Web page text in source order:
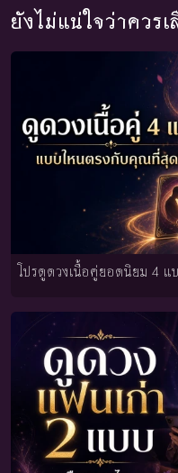
ยังไม่แน่ใจว่าควร
โปรดูดวงเนื้อคู่ยอดนิยม 4 แ